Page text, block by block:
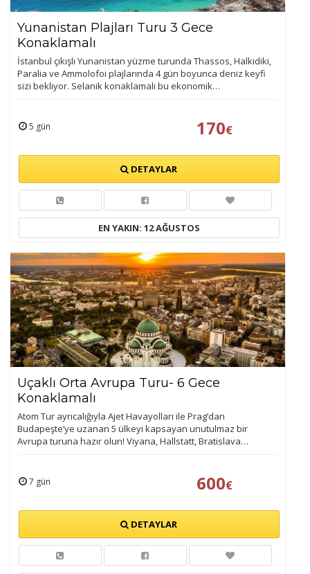
Yunanistan Plajları Turu 3 Gece
Konaklamalı
İstanbul çıkışlı Yunanistan yüzme turunda Thassos, Halkidiki,
Paralia ve Ammolofoi plajlarında 4 gün boyunca deniz keyfi
sizi bekliyor. Selanik konaklamalı bu ekonomik…
5 gün 170€
DETAYLAR
EN YAKIN: 12 AĞUSTOS
Uçaklı Orta Avrupa Turu- 6 Gece
Konaklamalı
Atom Tur ayrıcalığıyla Ajet Havayolları ile Prag’dan
Budapeşte’ye uzanan 5 ülkeyi kapsayan unutulmaz bir
Avrupa turuna hazır olun! Viyana, Hallstatt, Bratislava…
7 gün 600€
DETAYLAR